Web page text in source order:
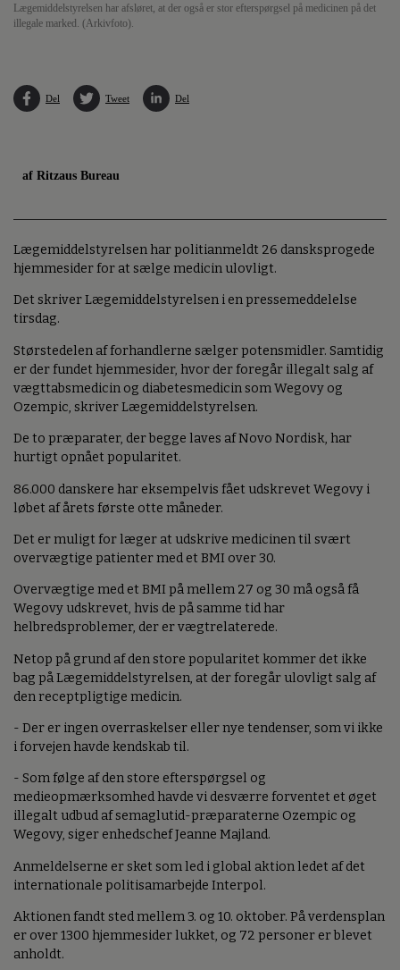
Lægemiddelstyrelsen har afsløret, at der også er stor efterspørgsel på medicinen på det
illegale marked. (Arkivfoto).
Del Tweet Del
af Ritzaus Bureau
Lægemiddelstyrelsen har politianmeldt 26 dansksprogede
hjemmesider for at sælge medicin ulovligt.
Det skriver Lægemiddelstyrelsen i en pressemeddelelse
tirsdag.
Størstedelen af forhandlerne sælger potensmidler. Samtidig
er der fundet hjemmesider, hvor der foregår illegalt salg af
vægttabsmedicin og diabetesmedicin som Wegovy og
Ozempic, skriver Lægemiddelstyrelsen.
De to præparater, der begge laves af Novo Nordisk, har
hurtigt opnået popularitet.
86.000 danskere har eksempelvis fået udskrevet Wegovy i
løbet af årets første otte måneder.
Det er muligt for læger at udskrive medicinen til svært
overvægtige patienter med et BMI over 30.
Overvægtige med et BMI på mellem 27 og 30 må også få
Wegovy udskrevet, hvis de på samme tid har
helbredsproblemer, der er vægtrelaterede.
Netop på grund af den store popularitet kommer det ikke
bag på Lægemiddelstyrelsen, at der foregår ulovligt salg af
den receptpligtige medicin.
- Der er ingen overraskelser eller nye tendenser, som vi ikke
i forvejen havde kendskab til.
- Som følge af den store efterspørgsel og
medieopmærksomhed havde vi desværre forventet et øget
illegalt udbud af semaglutid-præparaterne Ozempic og
Wegovy, siger enhedschef Jeanne Majland.
Anmeldelserne er sket som led i global aktion ledet af det
internationale politisamarbejde Interpol.
Aktionen fandt sted mellem 3. og 10. oktober. På verdensplan
er over 1300 hjemmesider lukket, og 72 personer er blevet
anholdt.